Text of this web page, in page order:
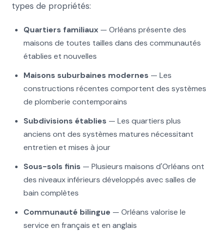
types de propriétés:
Quartiers familiaux — Orléans présente des
maisons de toutes tailles dans des communautés
établies et nouvelles
Maisons suburbaines modernes — Les
constructions récentes comportent des systèmes
de plomberie contemporains
Subdivisions établies — Les quartiers plus
anciens ont des systèmes matures nécessitant
entretien et mises à jour
Sous-sols finis — Plusieurs maisons d'Orléans ont
des niveaux inférieurs développés avec salles de
bain complètes
Communauté bilingue — Orléans valorise le
service en français et en anglais